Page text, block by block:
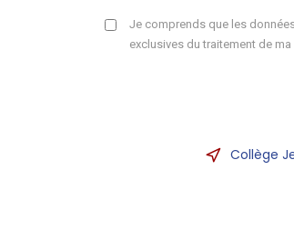
Je comprends que les
exclusives du traitement de
Collège